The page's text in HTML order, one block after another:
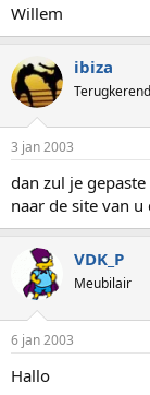
Willem
ibiza
3 jan 2003
dan zul je
naar de site van
VDK_P
Meubilair
6 jan 2003
Hallo